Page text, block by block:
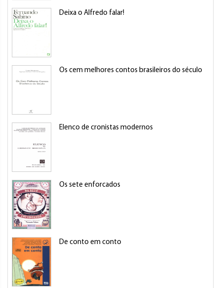
Deixa o Alfredo falar!
Os cem melhores contos brasileiros do século
Elenco de cronistas modernos
Os sete enforcados
De conto em conto